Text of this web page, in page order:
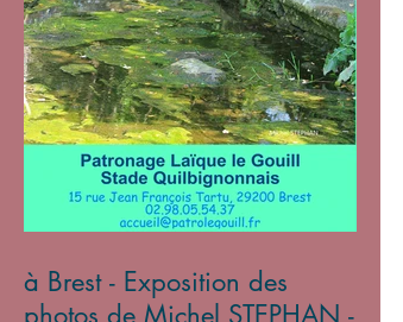
à Brest - Exposition des
photos de Michel STEPHAN -